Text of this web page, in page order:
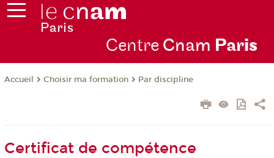
Centre Cnam Paris
Accueil Choisir ma formation Par discipline
Certificat de compétence